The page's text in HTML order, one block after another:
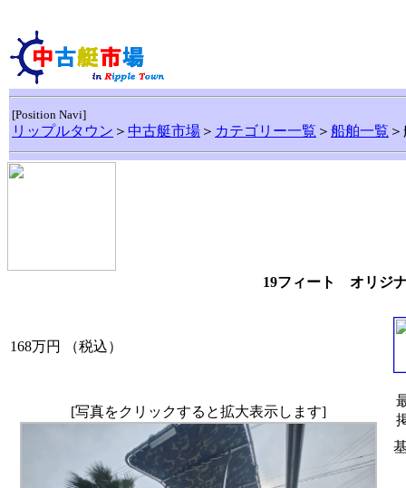
[Position Navi]
リップルタウン ＞ 中古艇市場 ＞ カテゴリー一覧 ＞ 船舶一覧
19フィート オリジ
168万円 （税込）
[写真をクリックすると拡大表示します]